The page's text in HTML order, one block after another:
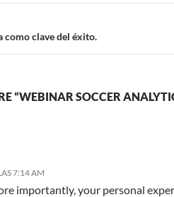
como clave del éxito.
“WEBINAR SOCCER
7:14 AM
importantly, your personal